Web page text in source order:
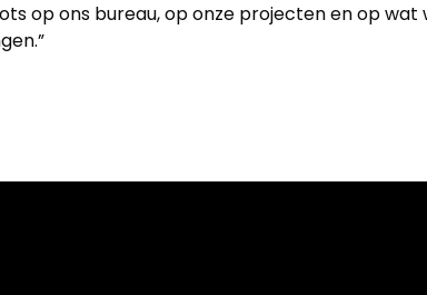
op ons bureau, op onze projecten en op